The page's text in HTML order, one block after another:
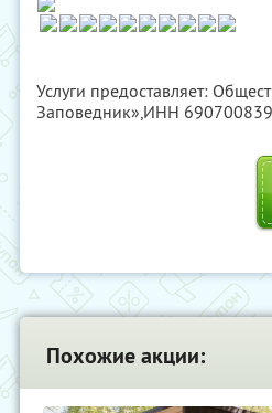
Услуги предоставляет:
Заповедник»,ИНН
Похожие акции: